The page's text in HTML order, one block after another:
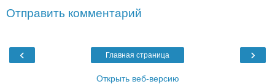
Отправить комментарий
‹ ›
Главная страница
Открыть веб-версию